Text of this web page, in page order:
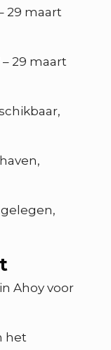
29 maart
29 maart
Ahoy voor
het